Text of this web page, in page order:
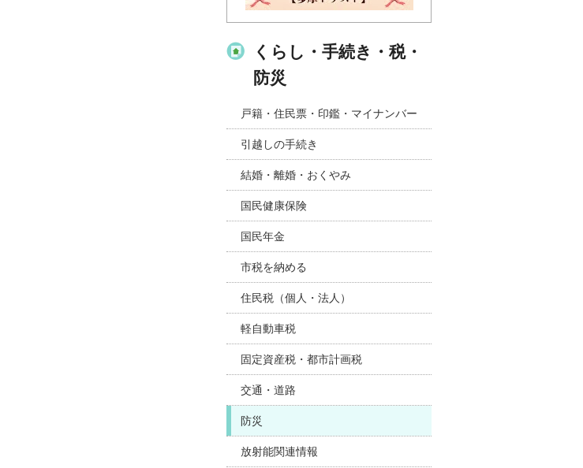
くらし・手続き・税・
防災
戸籍・住民票・印鑑・マイナンバー
引越しの手続き
結婚・離婚・おくやみ
国民健康保険
国民年金
市税を納める
住民税（個人・法人）
軽自動車税
固定資産税・都市計画税
交通・道路
防災
放射能関連情報